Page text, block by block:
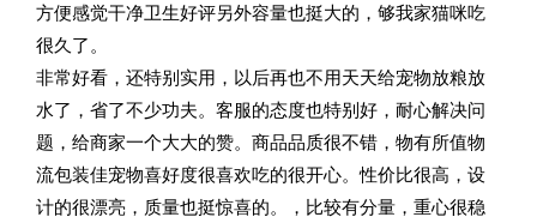
方便感觉干净卫生好评另外容量也挺大的，够我家猫咪吃
很久了。
非常好看，还特别实用，以后再也不用天天给宠物放粮放
水了，省了不少功夫。客服的态度也特别好，耐心解决问
题，给商家一个大大的赞。商品品质很不错，物有所值物
流包装佳宠物喜好度很喜欢吃的很开心。性价比很高，设
计的很漂亮，质量也挺惊喜的。，比较有分量，重心很稳